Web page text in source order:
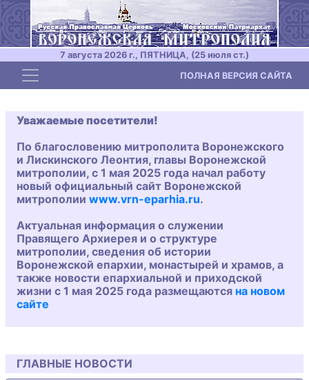
7 августа 2026 г., ПЯТНИЦА, (25 июля ст.)
Toggle navigation ПОЛНАЯ ВЕРСИЯ САЙТА
Уважаемые посетители!
По благословению митрополита Воронежского
и Лискинского Леонтия, главы Воронежской
митрополии, с 1 мая 2025 года начал работу
новый официальный сайт Воронежской
митрополии www.vrn-eparhia.ru.
Актуальная информация о служении
Правящего Архиерея и о структуре
митрополии, сведения об истории
Воронежской епархии, монастырей и храмов, а
также новости епархиальной и приходской
жизни с 1 мая 2025 года размещаются на новом
сайте
ГЛАВНЫЕ НОВОСТИ